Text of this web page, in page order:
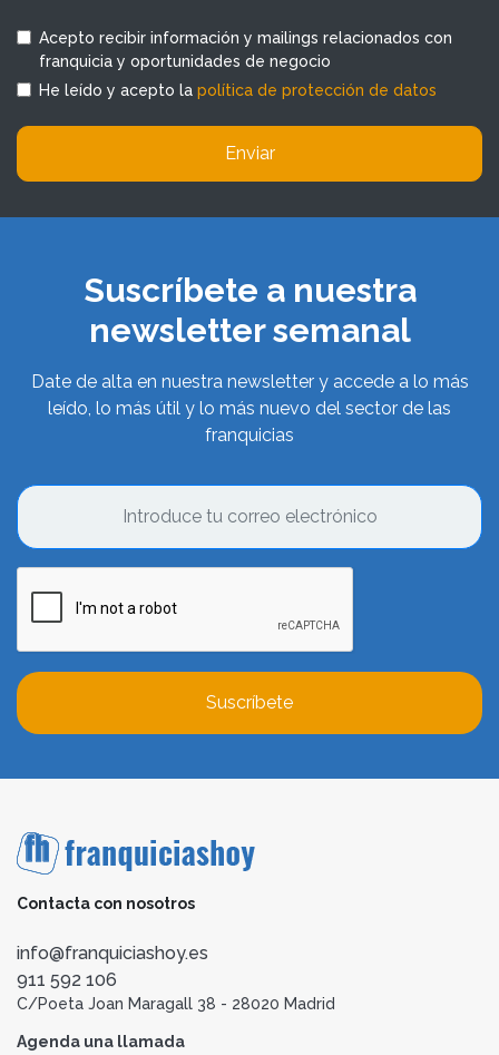
Acepto recibir información y mailings relacionados con
franquicia y oportunidades de negocio
He leído y acepto la política de protección de datos
Enviar
Suscríbete a nuestra
newsletter semanal
Date de alta en nuestra newsletter y accede a lo más
leído, lo más útil y lo más nuevo del sector de las
franquicias
Suscríbete
Contacta con nosotros
info@franquiciashoy.es
911 592 106
C/Poeta Joan Maragall 38 - 28020 Madrid
Agenda una llamada